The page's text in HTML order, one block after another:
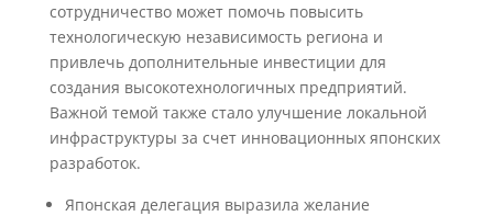
сотрудничество может помочь повысить
технологическую независимость региона и
привлечь дополнительные инвестиции для
создания высокотехнологичных предприятий.
Важной темой также стало улучшение локальной
инфраструктуры за счет инновационных японских
разработок.
Японская делегация выразила желание